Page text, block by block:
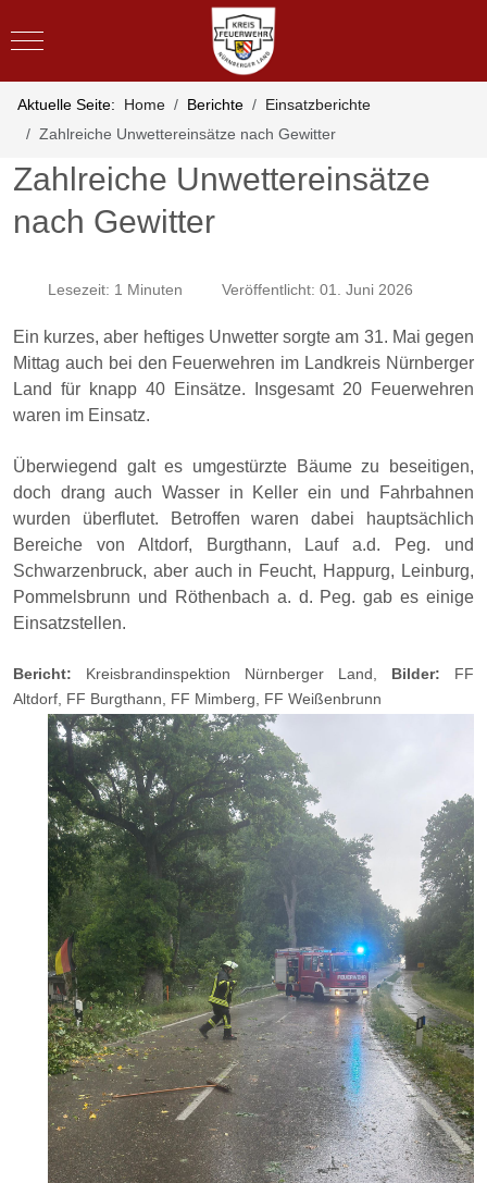
Mobile Menu Toggle
Aktuelle Seite: Home Berichte
Einsatzberichte
Zahlreiche Unwettereinsätze nach Gewitter
Zahlreiche Unwettereinsätze
nach Gewitter
Lesezeit: 1 Minuten Veröffentlicht: 01. Juni 2026
Ein kurzes, aber heftiges Unwetter sorgte am 31. Mai gegen
Mittag auch bei den Feuerwehren im Landkreis Nürnberger
Land für knapp 40 Einsätze. Insgesamt 20 Feuerwehren
waren im Einsatz.
Überwiegend galt es umgestürzte Bäume zu beseitigen,
doch drang auch Wasser in Keller ein und Fahrbahnen
wurden überflutet. Betroffen waren dabei hauptsächlich
Bereiche von Altdorf, Burgthann, Lauf a.d. Peg. und
Schwarzenbruck, aber auch in Feucht, Happurg, Leinburg,
Pommelsbrunn und Röthenbach a. d. Peg. gab es einige
Einsatzstellen.
Bericht: Kreisbrandinspektion Nürnberger Land, Bilder: FF
Altdorf, FF Burgthann, FF Mimberg, FF Weißenbrunn